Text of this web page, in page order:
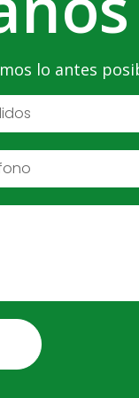
lo antes